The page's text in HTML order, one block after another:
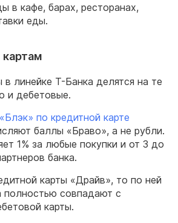
в кафе, барах, ресторанах,
еды.
в линейке Т-Банка делятся на те
и дебетовые.
по кредитной карте
баллы «Браво», а не рубли.
1% за любые покупки и от 3 до
банка.
карты «Драйв», то по ней
полностью совпадают с
карты.